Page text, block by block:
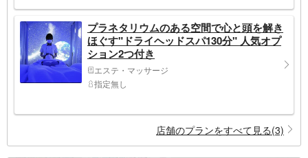
プラネタリウムのある空間で心と頭を解き
ほぐす"ドライヘッドスパ130分" 人気オプ
ション2つ付き
エステ・マッサージ
指定無し
店舗のプランをすべて見る(3)